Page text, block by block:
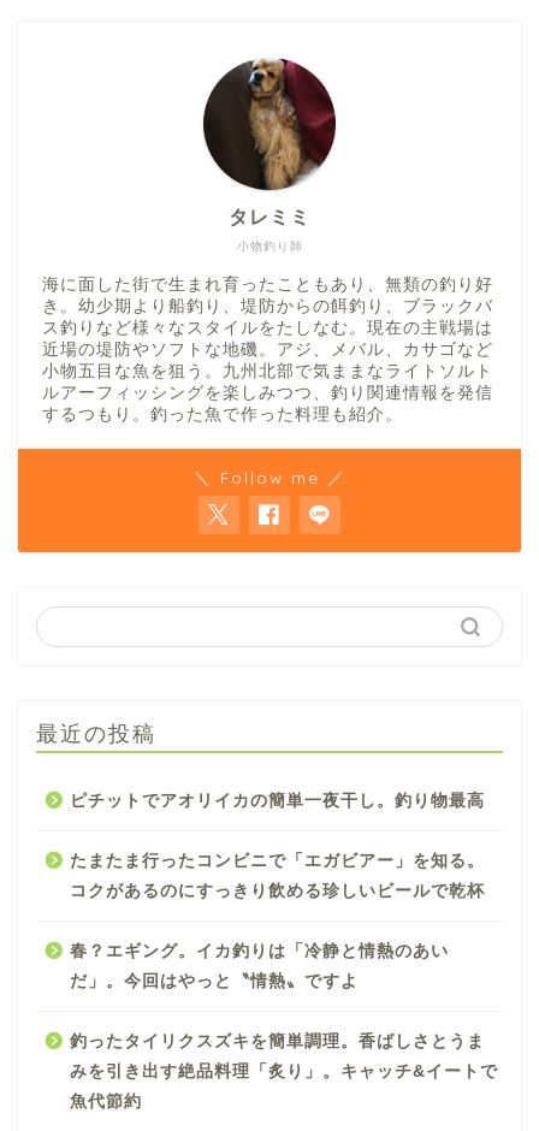
小物釣り師
タレミミ
海に面した街で生まれ育ったこともあり、無類の釣り好
き。幼少期より船釣り、堤防からの餌釣り、ブラックバ
ス釣りなど様々なスタイルをたしなむ。現在の主戦場は
近場の堤防やソフトな地磯。アジ、メバル、カサゴなど
小物五目な魚を狙う。九州北部で気ままなライトソルト
ルアーフィッシングを楽しみつつ、釣り関連情報を発信
するつもり。釣った魚で作った料理も紹介。
＼ Follow me ／
最近の投稿
ピチットでアオリイカの簡単一夜干し。釣り物最高
たまたま行ったコンビニで「エガビアー」を知る。
コクがあるのにすっきり飲める珍しいビールで乾杯
春？エギング。イカ釣りは「冷静と情熱のあい
だ」。今回はやっと〝情熱〟ですよ
釣ったタイリクスズキを簡単調理。香ばしさとうま
みを引き出す絶品料理「炙り」。キャッチ&イートで
魚代節約